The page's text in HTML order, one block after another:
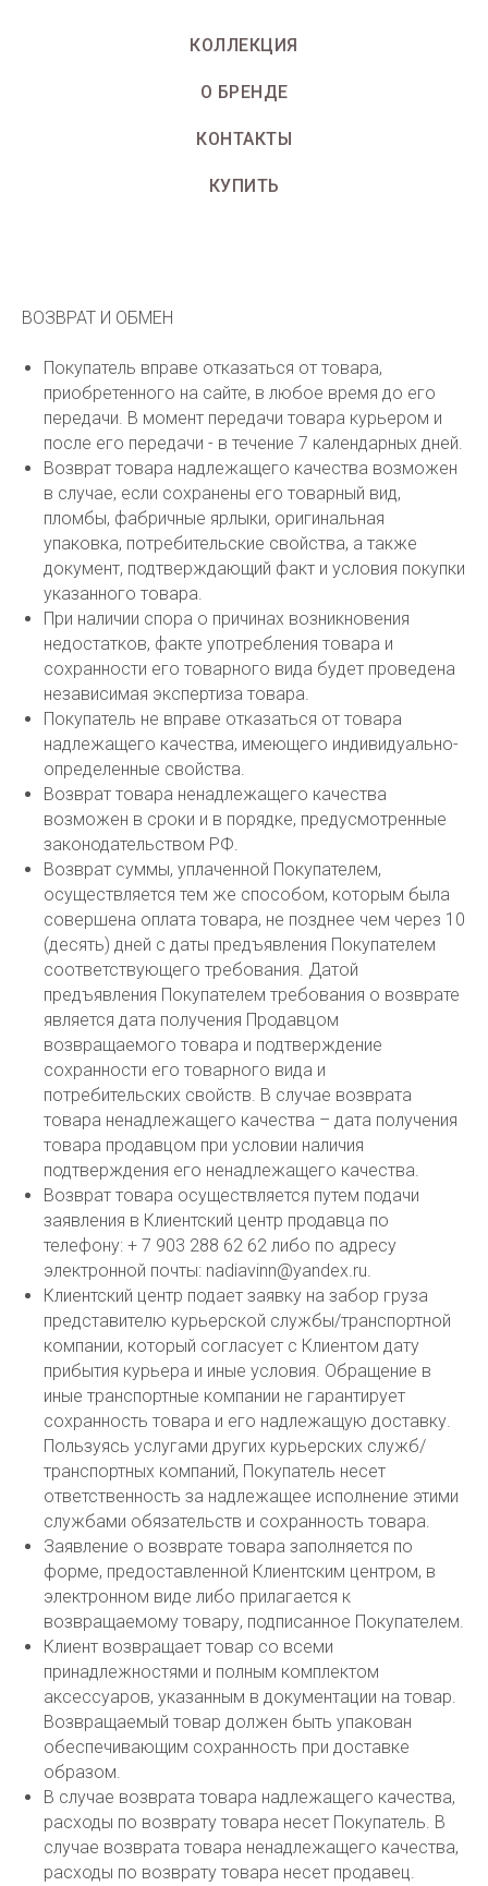
КОЛЛЕКЦИЯ
О БРЕНДЕ
КОНТАКТЫ
КУПИТЬ
ВОЗВРАТ И ОБМЕН
Покупатель вправе отказаться от товара,
приобретенного на сайте, в любое время до его
передачи. В момент передачи товара курьером и
после его передачи - в течение 7 календарных дней.
Возврат товара надлежащего качества возможен
в случае, если сохранены его товарный вид,
пломбы, фабричные ярлыки, оригинальная
упаковка, потребительские свойства, а также
документ, подтверждающий факт и условия покупки
указанного товара.
При наличии спора о причинах возникновения
недостатков, факте употребления товара и
сохранности его товарного вида будет проведена
независимая экспертиза товара.
Покупатель не вправе отказаться от товара
надлежащего качества, имеющего индивидуально-
определенные свойства.
Возврат товара ненадлежащего качества
возможен в сроки и в порядке, предусмотренные
законодательством РФ.
Возврат суммы, уплаченной Покупателем,
осуществляется тем же способом, которым была
совершена оплата товара, не позднее чем через 10
(десять) дней с даты предъявления Покупателем
соответствующего требования. Датой
предъявления Покупателем требования о возврате
является дата получения Продавцом
возвращаемого товара и подтверждение
сохранности его товарного вида и
потребительских свойств. В случае возврата
товара ненадлежащего качества – дата получения
товара продавцом при условии наличия
подтверждения его ненадлежащего качества.
Возврат товара осуществляется путем подачи
заявления в Клиентский центр продавца по
телефону: + 7 903 288 62 62 либо по адресу
электронной почты: nadiavinn@yandex.ru.
Клиентский центр подает заявку на забор груза
представителю курьерской службы/транспортной
компании, который согласует с Клиентом дату
прибытия курьера и иные условия. Обращение в
иные транспортные компании не гарантирует
сохранность товара и его надлежащую доставку.
Пользуясь услугами других курьерских служб/
транспортных компаний, Покупатель несет
ответственность за надлежащее исполнение этими
службами обязательств и сохранность товара.
Заявление о возврате товара заполняется по
форме, предоставленной Клиентским центром, в
электронном виде либо прилагается к
возвращаемому товару, подписанное Покупателем.
Клиент возвращает товар со всеми
принадлежностями и полным комплектом
аксессуаров, указанным в документации на товар.
Возвращаемый товар должен быть упакован
обеспечивающим сохранность при доставке
образом.
В случае возврата товара надлежащего качества,
расходы по возврату товара несет Покупатель. В
случае возврата товара ненадлежащего качества,
расходы по возврату товара несет продавец.